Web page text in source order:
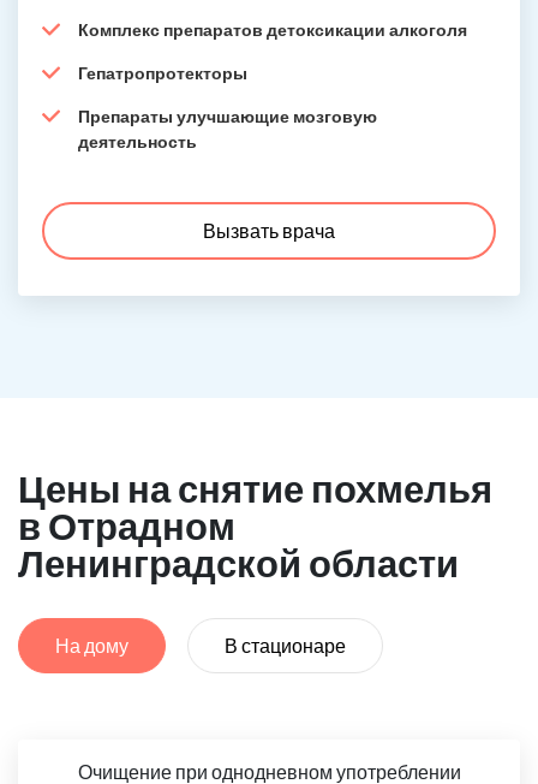
Комплекс препаратов детоксикации алкоголя
Гепатропротекторы
Препараты улучшающие мозговую
деятельность
Вызвать врача
Цены на снятие похмелья
в Отрадном
Ленинградской области
На дому В стационаре
Очищение при однодневном употреблении